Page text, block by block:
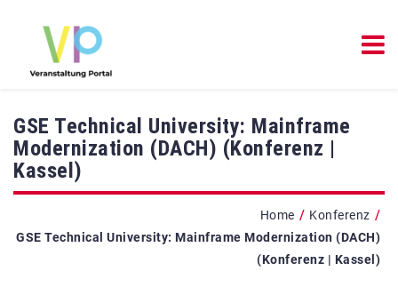
GSE Technical University: Mainframe
Modernization (DACH) (Konferenz |
Kassel)
Home / Konferenz /
GSE Technical University: Mainframe Modernization (DACH)
(Konferenz | Kassel)